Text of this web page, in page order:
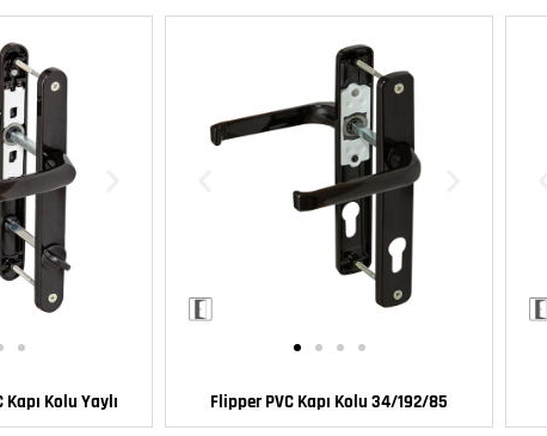
Kolu Yaylı Flipper PVC Kapı Kolu 34/192/85